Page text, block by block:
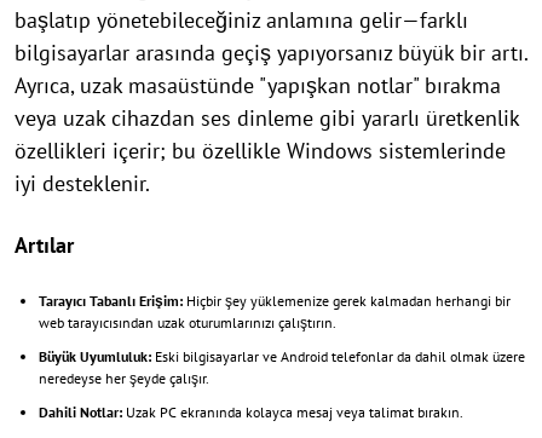
başlatıp yönetebileceğiniz anlamına gelir—farklı
bilgisayarlar arasında geçiş yapıyorsanız büyük bir artı.
Ayrıca, uzak masaüstünde "yapışkan notlar" bırakma
veya uzak cihazdan ses dinleme gibi yararlı üretkenlik
özellikleri içerir; bu özellikle Windows sistemlerinde
iyi desteklenir.
Artılar
Tarayıcı Tabanlı Erişim: Hiçbir şey yüklemenize gerek kalmadan herhangi bir
web tarayıcısından uzak oturumlarınızı çalıştırın.
Büyük Uyumluluk: Eski bilgisayarlar ve Android telefonlar da dahil olmak üzere
neredeyse her şeyde çalışır.
Dahili Notlar: Uzak PC ekranında kolayca mesaj veya talimat bırakın.